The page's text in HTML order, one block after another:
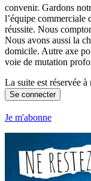
convenir. Gardons
l’équipe commerciale
réussite. Nous
Nous avons aussi la
domicile. Autre axe
voie de mutation
La suite est réservée à
Se connecter
Je m'abonne